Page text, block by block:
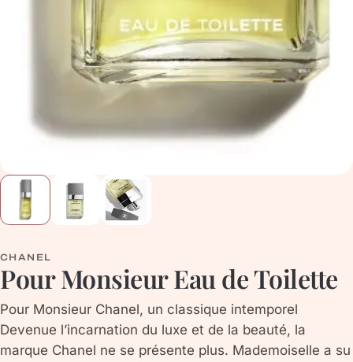
CHANEL
Pour Monsieur Eau de Toilette
Pour Monsieur Chanel, un classique intemporel
Devenue l’incarnation du luxe et de la beauté, la
marque Chanel ne se présente plus. Mademoiselle a su